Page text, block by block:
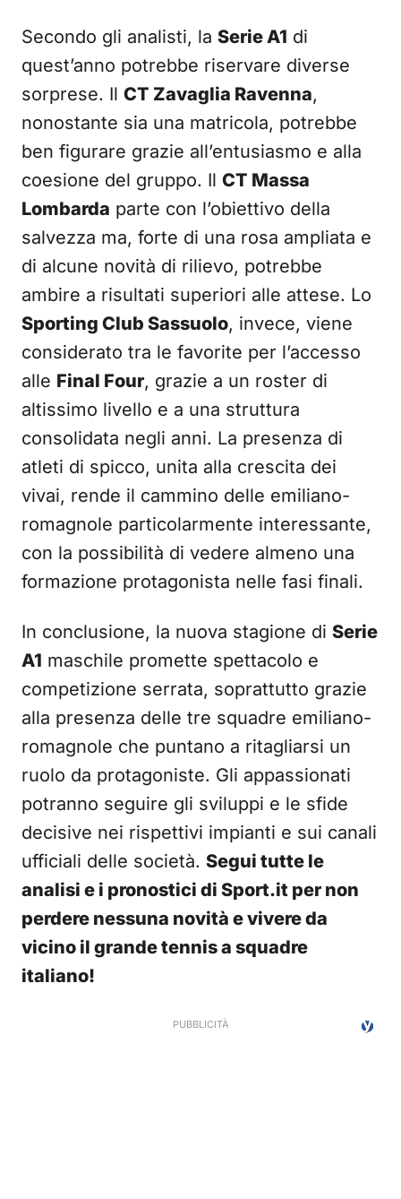
Secondo gli analisti, la Serie A1 di
quest’anno potrebbe riservare diverse
sorprese. Il CT Zavaglia Ravenna,
nonostante sia una matricola, potrebbe
ben figurare grazie all’entusiasmo e alla
coesione del gruppo. Il CT Massa
Lombarda parte con l’obiettivo della
salvezza ma, forte di una rosa ampliata e
di alcune novità di rilievo, potrebbe
ambire a risultati superiori alle attese. Lo
Sporting Club Sassuolo, invece, viene
considerato tra le favorite per l’accesso
alle Final Four, grazie a un roster di
altissimo livello e a una struttura
consolidata negli anni. La presenza di
atleti di spicco, unita alla crescita dei
vivai, rende il cammino delle emiliano-
romagnole particolarmente interessante,
con la possibilità di vedere almeno una
formazione protagonista nelle fasi finali.
In conclusione, la nuova stagione di Serie
A1 maschile promette spettacolo e
competizione serrata, soprattutto grazie
alla presenza delle tre squadre emiliano-
romagnole che puntano a ritagliarsi un
ruolo da protagoniste. Gli appassionati
potranno seguire gli sviluppi e le sfide
decisive nei rispettivi impianti e sui canali
ufficiali delle società. Segui tutte le
analisi e i pronostici di Sport.it per non
perdere nessuna novità e vivere da
vicino il grande tennis a squadre
italiano!